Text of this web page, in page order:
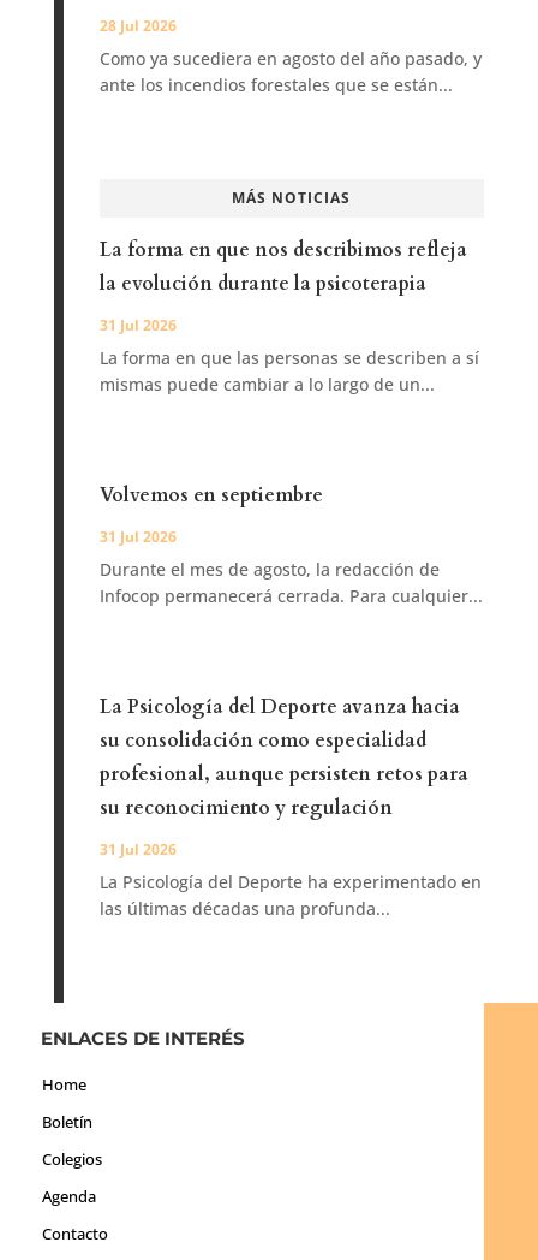
28 Jul 2026
Como ya sucediera en agosto del año pasado, y
ante los incendios forestales que se están...
MÁS NOTICIAS
La forma en que nos describimos refleja
la evolución durante la psicoterapia
31 Jul 2026
La forma en que las personas se describen a sí
mismas puede cambiar a lo largo de un...
Volvemos en septiembre
31 Jul 2026
Durante el mes de agosto, la redacción de
Infocop permanecerá cerrada. Para cualquier...
La Psicología del Deporte avanza hacia
su consolidación como especialidad
profesional, aunque persisten retos para
su reconocimiento y regulación
31 Jul 2026
La Psicología del Deporte ha experimentado en
las últimas décadas una profunda...
ENLACES DE INTERÉS
Home
Boletín
Colegios
Agenda
Contacto